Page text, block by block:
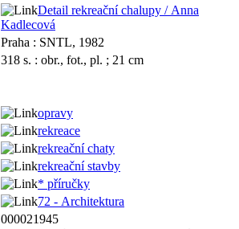
Detail rekreační chalupy / Anna
Kadlecová
Praha : SNTL, 1982
318 s. : obr., fot., pl. ; 21 cm
opravy
rekreace
rekreační chaty
rekreační stavby
* příručky
72 - Architektura
000021945